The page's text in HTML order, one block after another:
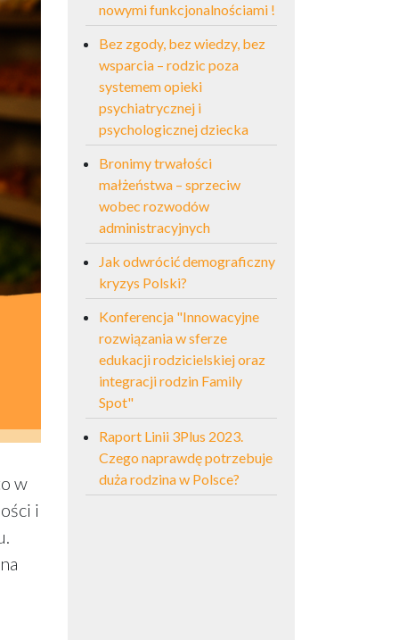
w
i
nowymi funkcjonalnościami !
Bez zgody, bez wiedzy, bez
wsparcia – rodzic poza
systemem opieki
psychiatrycznej i
psychologicznej dziecka
Bronimy trwałości
małżeństwa – sprzeciw
wobec rozwodów
administracyjnych
Jak odwrócić demograficzny
kryzys Polski?
Konferencja "Innowacyjne
rozwiązania w sferze
edukacji rodzicielskiej oraz
integracji rodzin Family
Spot"
Raport Linii 3Plus 2023.
Czego naprawdę potrzebuje
duża rodzina w Polsce?